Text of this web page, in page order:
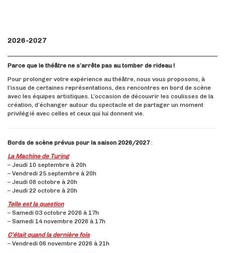
2026-2027
Parce que le théâtre ne s’arrête pas au tomber de rideau !
Pour prolonger votre expérience au théâtre, nous vous proposons, à
l’issue de certaines représentations, des rencontres en bord de scène
avec les équipes artistiques. L’occasion de découvrir les coulisses de la
création, d’échanger autour du spectacle et de partager un moment
privilégié avec celles et ceux qui lui donnent vie.
Bords de scène prévus pour la saison 2026/2027:
La Machine de Turing
– Jeudi 10 septembre à 20h
– Vendredi 25 septembre à 20h
– Jeudi 08 octobre à 20h
– Jeudi 22 octobre à 20h
Telle est la question
– Samedi 03 octobre 2026 à 17h
– Samedi 14 novembre 2026 à 17h
C’était quand la dernière fois
– Vendredi 06 novembre 2026 à 21h